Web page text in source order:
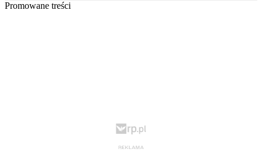
Promowane treści